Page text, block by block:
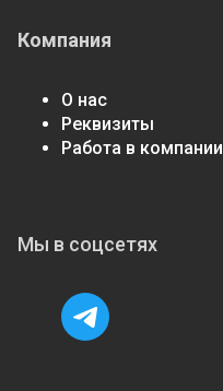
Компания
О нас
Реквизиты
Работа в компании
Мы в соцсетях